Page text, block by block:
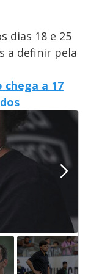
dias 18 e 25
a definir pela
chega a 17